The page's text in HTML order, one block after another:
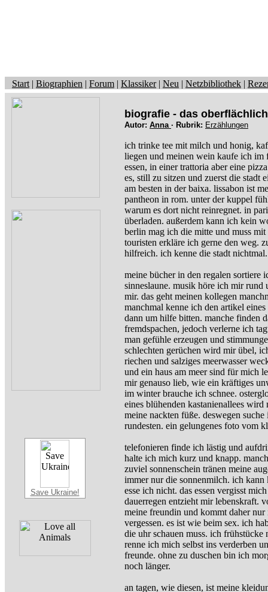
Start | Biographien | Forum | Klassiker| Neu | Netzbibliothek |
Save Ukraine!
biografie - das
Autor: Anna · Rubrik: Erzählungen
ich trinke tee mit milch und honig,
liegen und meinen wein kaufe ich im
essen, in einer trattoria aber eine
es, still zu sitzen und zuerst die stadt
am besten in der baixa. lissabon ist
pantheon in rom. unter der kuppel
warum es dort nicht reinregnet. in
überladen. außerdem kann ich kein
berlin mag ich die mitte und muss
touristen erkläre ich gerne den weg.
hilfreich. ich kenne die stadt nichtmal.
meine bücher in den regalen sortiere
sinneslaune. musik höre ich mir
mir. das geht meinen kollegen
manchmal kenne ich den artikel
dann um hilfe bitten. manche finden
fremdspachen, jedoch verlerne ich
man gefühle erzeugen und
schlechten gerüchen wird mir übel,
riechen und salziges meerwasser
und ein haus am meer sind für mich
mir genauso lieb, wie ein kräftiges
im winter brauche ich schnee.
eines blühenden kastanienallees
meine nackten füße. deswegen
rundesten. ein gelungenes foto vom
telefonieren finde ich lästig und
halte ich mich kurz und knapp.
zuviel sonnenschein tränen meine
immer nur die sonnenmilch. ich kann
esse ich nicht. das essen vergisst
dauerregen entzieht mir lebenskraft.
meine freundin und kommt daher
vergessen. es ist wie beim sex. ich
die uhr schauen muss. ich
renne ich mich selbst ins verderben
freunde. ohne zu duschen bin ich
noch länger.
an tagen, wie diesen, ist meine